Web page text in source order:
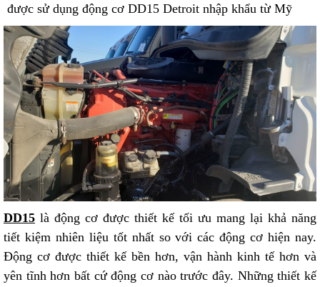
được sử dụng động cơ DD15 Detroit nhập khẩu từ Mỹ
DD15 là động cơ được thiết kế tối ưu mang lại khả năng
tiết kiệm nhiên liệu tốt nhất so với các động cơ hiện nay.
Động cơ được thiết kế bền hơn, vận hành kinh tế hơn và
yên tĩnh hơn bất cứ động cơ nào trước đây. Những thiết kế